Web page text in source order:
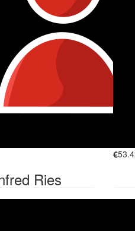
Ries
€